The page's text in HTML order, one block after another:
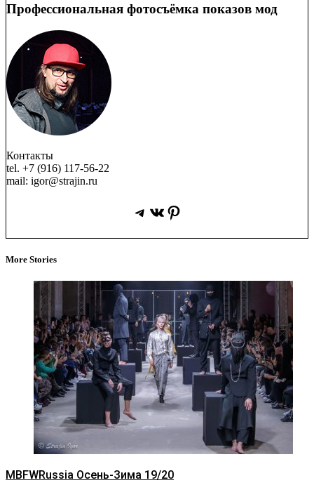
Профессиональная фотосъёмка показов мод
Контакты
tel. +7 (916) 117-56-22
mail: igor@strajin.ru
Telegram
ВКонтакте
Pinterest
More Stories
MBFWRussia Осень-Зима 19/20